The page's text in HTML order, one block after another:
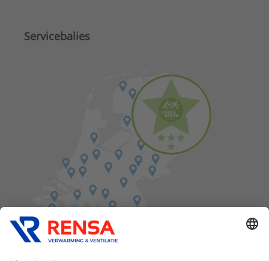
Servicebalies